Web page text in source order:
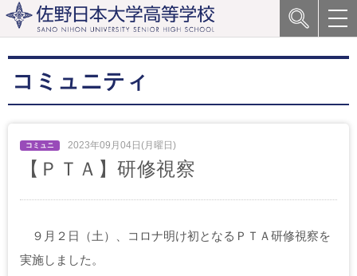
コミュニティ
2023年09月04日(月曜日)
【ＰＴＡ】研修視察
９月２日（土）、コロナ明け初となるＰＴＡ研修視察を
実施しました。